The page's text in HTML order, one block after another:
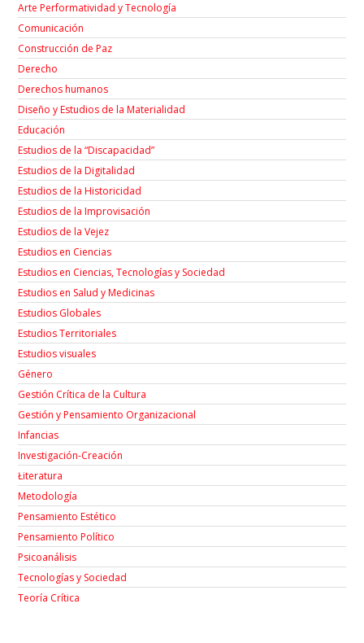
Arte Performatividad y Tecnología
Comunicación
Construcción de Paz
Derecho
Derechos humanos
Diseño y Estudios de la Materialidad
Educación
Estudios de la “Discapacidad”
Estudios de la Digitalidad
Estudios de la Historicidad
Estudios de la Improvisación
Estudios de la Vejez
Estudios en Ciencias
Estudios en Ciencias, Tecnologías y Sociedad
Estudios en Salud y Medicinas
Estudios Globales
Estudios Territoriales
Estudios visuales
Género
Gestión Crítica de la Cultura
Gestión y Pensamiento Organizacional
Infancias
Investigación-Creación
Łiteratura
Metodología
Pensamiento Estético
Pensamiento Político
Psicoanálisis
Tecnologías y Sociedad
Teoría Crítica